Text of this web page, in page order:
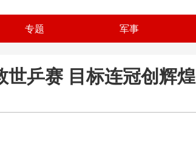
专题 军事
世乒赛 目标连冠创辉煌